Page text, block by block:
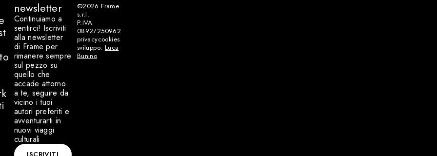
newsletter
Continuiamo a
sentirci! Iscriviti
alla newsletter
di Frame per
rimanere sempre
sul pezzo su
quello che
accade attorno
a te, seguire da
vicino i tuoi
autori preferiti e
avventurarti in
nuovi viaggi
culturali
©2026Frame
s.r.l.
P.IVA
08927250962
privacycookies
sviluppo: Luca
Bunino